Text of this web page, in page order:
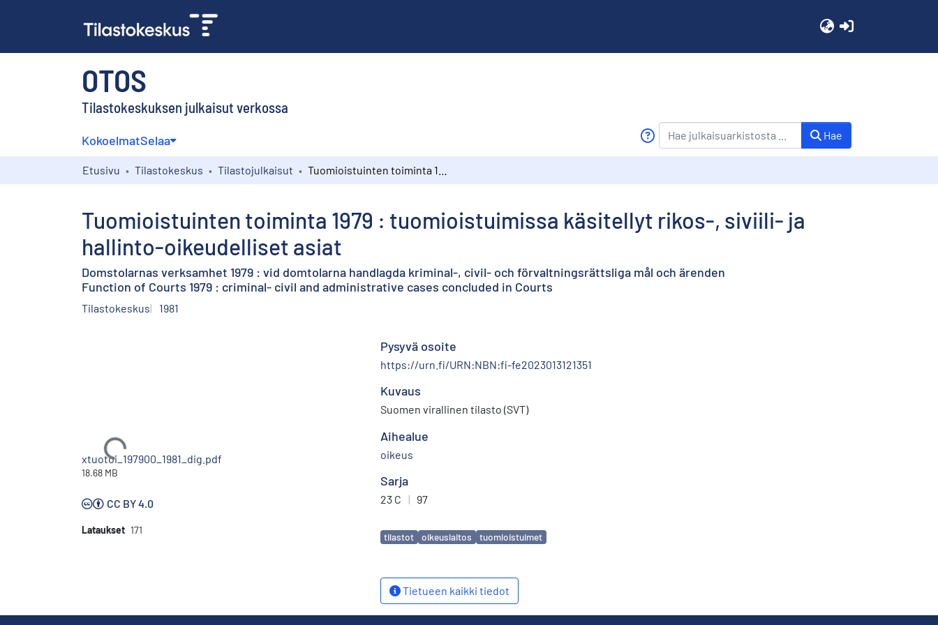
OTOS
Tilastokeskuksen julkaisut verkossa
KokoelmatSelaa Hae
Etusivu Tilastokeskus Tilastojulkaisut
Tuomioistuinten toiminta 1979 : tuomioistuimissa käsitellyt rikos-, siviili- ja
hallinto-oikeudelliset asiat
Domstolarnas verksamhet 1979 : vid domtolarna handlagda kriminal-, civil- och förvaltningsrättsliga mål och ärenden
Function of Courts 1979 : criminal- civil and administrative cases concluded in Courts
Tilastokeskus 1981
Ladataan...
xtuotoi_197900_1981_dig.pdf
18.68 MB
CC BY 4.0
Lataukset 171
Pysyvä osoite
https://urn.fi/URN:NBN:fi-fe2023013121351
Kuvaus
Suomen virallinen tilasto (SVT)
Aihealue
oikeus
Sarja
23 C | 97
Avainsanat
tilastot oikeuslaitos tuomioistuimet
Tietueen kaikki tiedot